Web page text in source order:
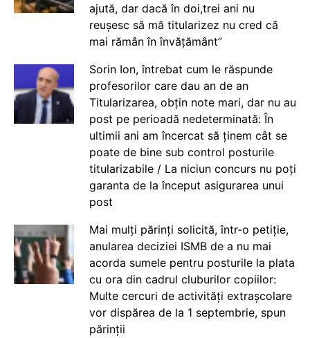
ajută, dar dacă în doi,trei ani nu
reușesc să mă titularizez nu cred că
mai rămân în învățământ”
Sorin Ion, întrebat cum le răspunde
profesorilor care dau an de an
Titularizarea, obțin note mari, dar nu au
post pe perioadă nedeterminată: În
ultimii ani am încercat să ținem cât se
poate de bine sub control posturile
titularizabile / La niciun concurs nu poți
garanta de la început asigurarea unui
post
Mai mulți părinți solicită, într-o petiție,
anularea deciziei ISMB de a nu mai
acorda sumele pentru posturile la plata
cu ora din cadrul cluburilor copiilor:
Multe cercuri de activități extrașcolare
vor dispărea de la 1 septembrie, spun
părinții